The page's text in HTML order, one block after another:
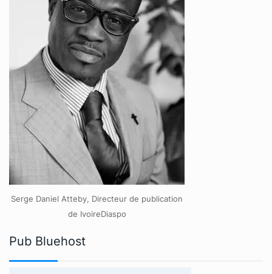
Serge Daniel Atteby, Directeur de publication
de IvoireDiaspo
Pub Bluehost